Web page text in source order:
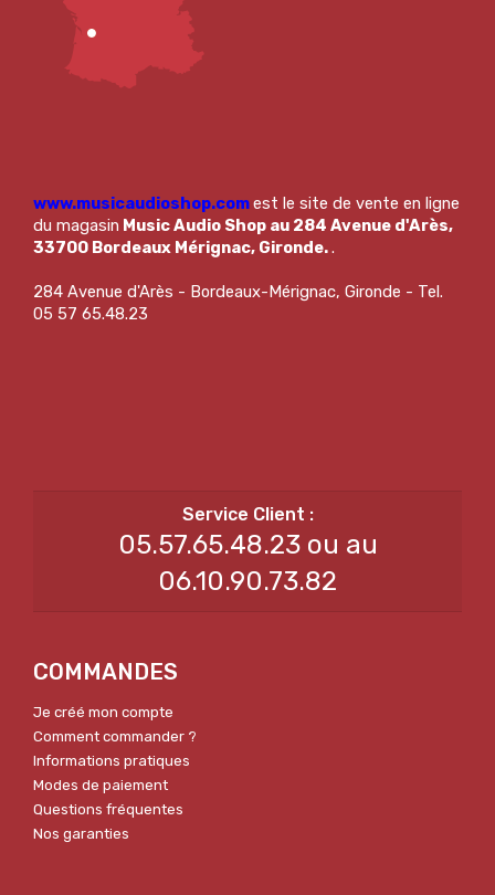
www.musicaudioshop.comest le site de vente en ligne
du magasin Music Audio Shop au 284 Avenue d'Arès,
33700 Bordeaux Mérignac, Gironde..
284 Avenue d'Arès - Bordeaux-Mérignac, Gironde - Tel.
05 57 65.48.23
05.57.65.48.23 ou au
06.10.90.73.82
COMMANDES
Je créé mon compte
Comment commander ?
Informations pratiques
Modes de paiement
Questions fréquentes
Nos garanties